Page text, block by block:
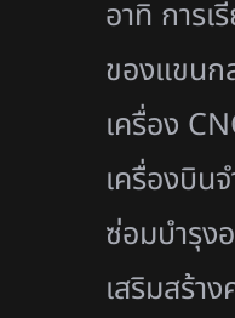
อาทิ การเ
ของแขนก
เครื่อง
เครื่องบิน
ซ่อมบำรุง
เสริมสร้าง